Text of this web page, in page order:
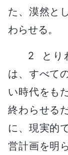
た、漠然と
わらせる。
2 とり
は、すべて
い時代をも
終わらせる
に、現実的
営計画を明